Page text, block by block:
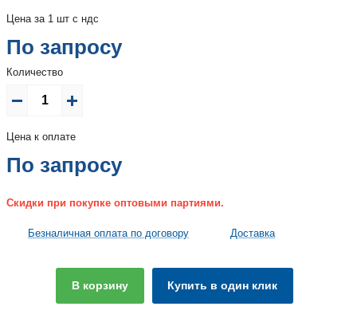
Цена за 1 шт с ндс
По запросу
Количество
Цена к оплате
По запросу
Скидки при покупке оптовыми партиями.
Безналичная оплата по договору Доставка
В корзину Купить в один клик